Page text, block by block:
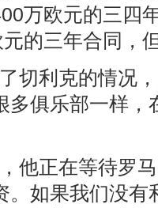
万欧元的三四
的三年合同，
切利克的情况
多俱乐部一样，
他正在等待罗
。如果我们没有